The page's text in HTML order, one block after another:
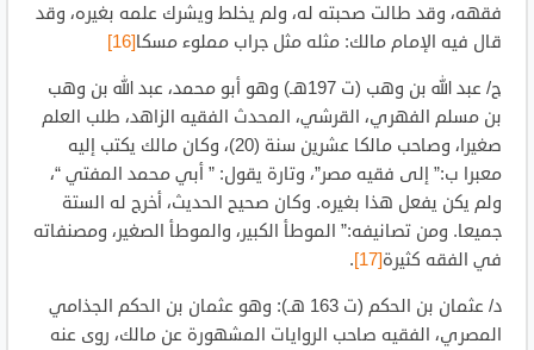
فقهه، وقد طالت صحبته له، ولم يخلط ويشرك علمه بغيره، وقد
قال فيه الإمام مالك: مثله مثل جراب مملوء مسكا[16]
ج/ عبد الله بن وهب (ت 197هـ) وهو أبو محمد، عبد الله بن وهب
بن مسلم الفهري، القرشي، المحدث الفقيه الزاهد، طلب العلم
صغيرا، وصاحب مالكا عشرين سنة (20)، وكان مالك يكتب إليه
معبرا ب:” إلى فقيه مصر”، وتارة يقول: ” أبي محمد المفتي “،
ولم يكن يفعل هذا بغيره. وكان صحيح الحديث، أخرج له الستة
جميعا. ومن تصانيفه:” الموطأ الكبير، والموطأ الصغير، ومصنفاته
في الفقه كثيرة[17]
.
د/ عثمان بن الحكم (ت 163 هـ): وهو عثمان بن الحكم الجذامي
المصري، الفقيه صاحب الروايات المشهورة عن مالك، روى عنه